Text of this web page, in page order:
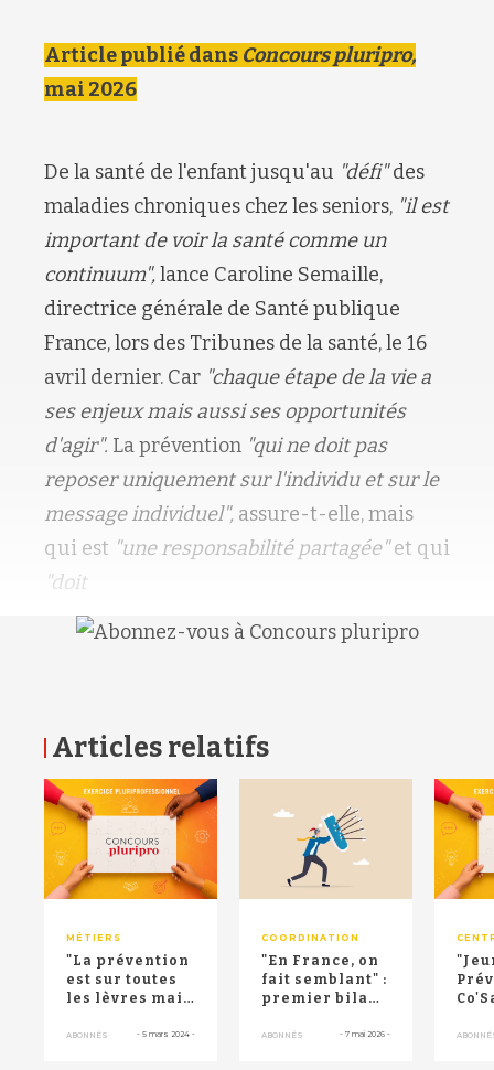
Article publié dans Concours pluripro,
mai 2026
De la santé de l'enfant jusqu'au "défi"des
maladies chroniques chez les seniors, "il est
important de voir la santé comme un
continuum",lance Caroline Semaille,
directrice générale de Santé publique
France, lors des Tribunes de la santé, le 16
avril dernier. Car "chaque étape de la vie a
ses enjeux mais aussi ses opportunités
d'agir". La prévention "qui ne doit pas
reposer uniquement sur l'individu et sur le
message individuel", assure-t-elle, mais
qui est "une responsabilité partagée"et qui
"doit
Articles relatifs
MÉTIERS
"La prévention
est sur toutes
les lèvres mais
modèle pe...
ABONNÉS - 5 mars 2024 -
COORDINATION
"En France, on
fait semblant" :
premier bilan
mission sur...
ABONNÉS - 7 mai 2026 -
RETOUR HAUT DE PAGE